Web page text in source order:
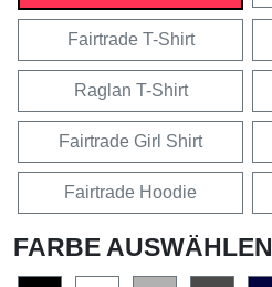
Fairtrade T-Shirt
Raglan T-Shirt
Fairtrade Girl Shirt
Fairtrade Hoodie
FARBE AUSWÄHLEN